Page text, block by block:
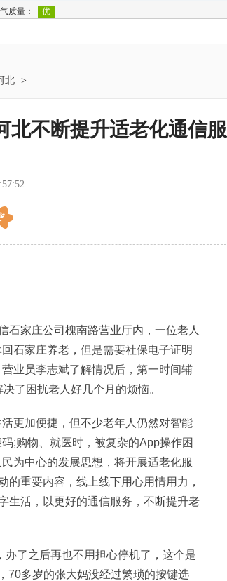
北 >
北不断提升适老化通信服
家庄公司槐南路营业厅内，一位老人
石家庄养老，但是需要社保电子证明
业员李志斌了解情况后，第一时间辅
了困扰老人好几个月的烦恼。
加便捷，但不少老年人仍然对智能
;购物、就医时，被复杂的App操作困
为中心的发展思想，将开展适老化服
的重要内容，线上线下用心用情用力，
生活，以更好的通信服务，不断提升老
了之后再也不用担心停机了，这个是
70多岁的张大妈没经过繁琐的按键选